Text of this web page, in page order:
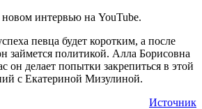
интервью на YouTube.
певца будет коротким, а после
займется политикой. Алла Борисовна
он делает попытки закрепиться в этой
с Екатериной Мизулиной.
Источник